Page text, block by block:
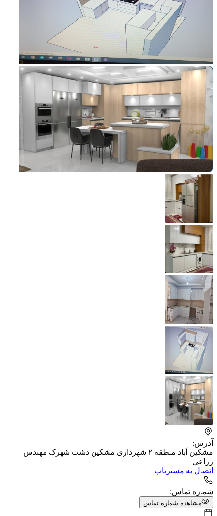
آدرس:
مشکین آباد منطقه ۲ شهرداری مشکین دشت شهرک مهندس
زراعی
اتصال به مسیریاب
شماره تماس:
مشاهده شماره تماس